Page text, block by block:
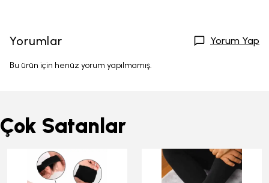
Yorumlar Yorum Yap
Bu ürün için henüz yorum yapılmamış.
Çok Satanlar